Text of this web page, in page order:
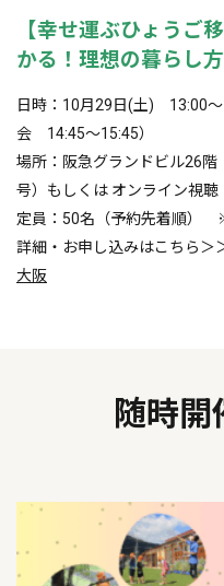
【幸せ運ぶひょうご
かる！理想の暮らし方
日時：10月29日(土) 13:00
会 14:45〜15:45）
場所：阪急グランドビル26
号）もしくは オンライン視聴
定員：50名（予約先着順）
詳細・お申し込みはこちら＞
大阪
随時開